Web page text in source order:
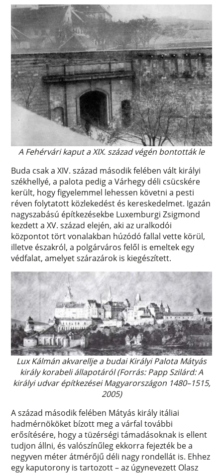
A Fehérvári kaput a XIX. század végén bontották le
Buda csak a XIV. század második felében vált királyi
székhellyé, a palota pedig a Várhegy déli csücskére
került, hogy figyelemmel lehessen követni a pesti
réven folytatott közlekedést és kereskedelmet. Igazán
nagyszabású építkezésekbe Luxemburgi Zsigmond
kezdett a XV. század elején, aki az uralkodói
központot tört vonalakban húzódó fallal vette körül,
illetve északról, a polgárváros felől is emeltek egy
védfalat, amelyet szárazárok is kiegészített.
Lux Kálmán akvarellje a budai Királyi Palota Mátyás
király korabeli állapotáról (Forrás: Papp Szilárd: A
királyi udvar építkezései Magyarországon 1480–1515,
2005)
A század második felében Mátyás király itáliai
hadmérnököket bízott meg a várfal további
erősítésére, hogy a tüzérségi támadásoknak is ellent
tudjon állni, és valószínűleg ekkorra fejezték be a
negyven méter átmérőjű déli nagy rondellát is. Ehhez
egy kaputorony is tartozott – az úgynevezett Olasz